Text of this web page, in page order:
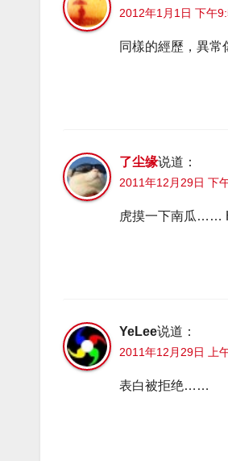
2012年1月1日 下午
同樣的經歷，異常
了尘缘说道：
2011年12月29日 下
虎摸一下南瓜……
YeLee说道：
2011年12月29日 上
表白被拒绝……